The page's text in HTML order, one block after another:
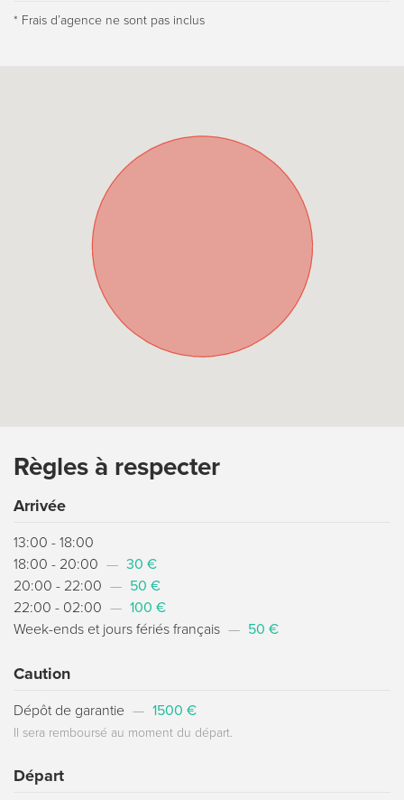
* Frais dʼagence ne sont pas inclus
Règles à respecter
Arrivée
13:00 - 18:00
18:00 - 20:00 — 30 €
20:00 - 22:00 — 50 €
22:00 - 02:00 — 100 €
Week-ends et jours fériés français — 50 €
Caution
Dépôt de garantie — 1500 €
Il sera remboursé au moment du départ.
Départ